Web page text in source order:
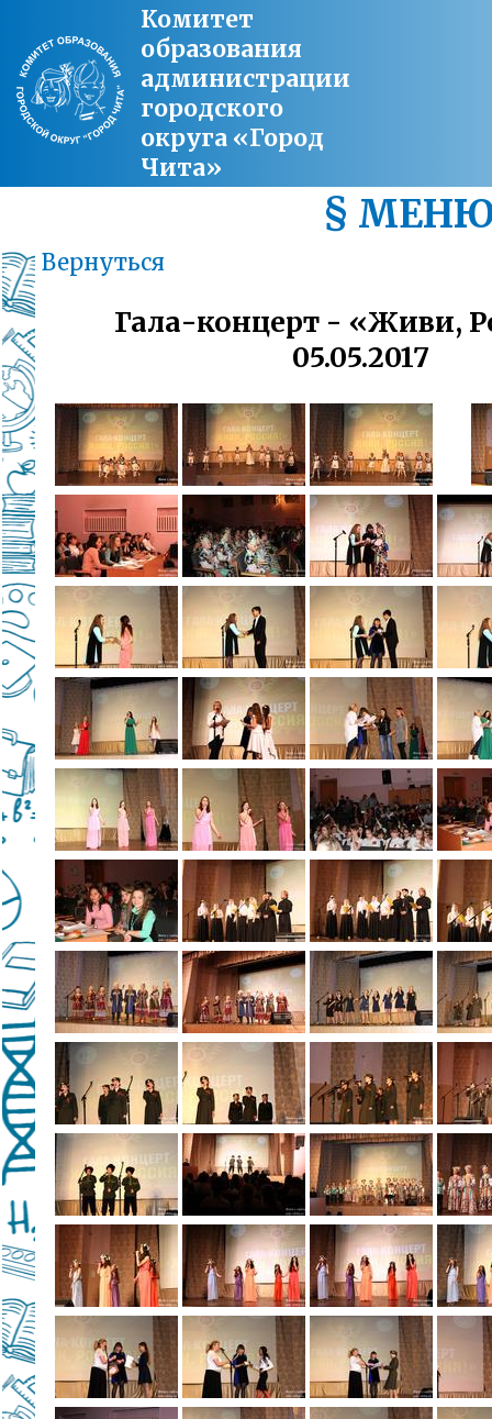
Комитет
образования
администрации
городского
округа «Город
Чита»
§
Вернуться
Гала-концерт - «Живи,
05.05.2017